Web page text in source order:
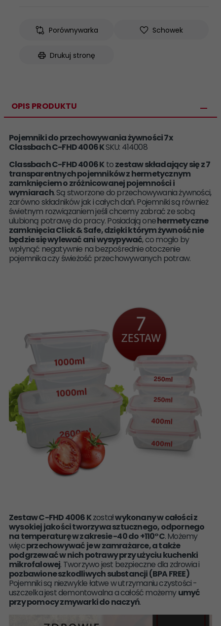
Porównywarka Schowek
Drukuj stronę
OPIS PRODUKTU
Pojemniki do przechowywania żywności 7x
Classbach C-FHD 4006 KSKU: 414008
Classbach C-FHD 4006 Ktozestaw składający się z 7
transparentnychpojemników z hermetycznym
zamknięciem o zróżnicowanej pojemności i
wymiarach. Są stworzone do przechowywania żywności,
zarówno składników jak i całych dań. Pojemniki są również
świetnym rozwiązaniem jeśli chcemy zabrać ze sobą
ulubioną potrawę do pracy. Posiadają onehermetyczne
zamknięcia Click & Safe, dzięki którym żywność nie
będzie się wylewać ani wysypywać, co mogło by
wpłynąć negatywnie na bezpośrednie otoczenie
pojemnika czy świeżość przechowywanych potraw.
Zestaw C-FHD 4006 Kzostałwykonany w całości z
wysokiej jakości tworzywa sztucznego, odpornego
na temperaturę w zakresie -40 do +110°C. Możemy
więcprzechowywać je w zamrażarce, a także
podgrzewać w nich potrawy przy użyciu kuchenki
mikrofalowej. Tworzywo jest bezpieczne dla zdrowia i
pozbawione szkodliwych substancji (BPA FREE)
Pojemniki są niezwykle łatwe w utrzymaniu czystości -
uszczelka jest demontowalna a całość możemyumyć
przy pomocy zmywarki do naczyń.